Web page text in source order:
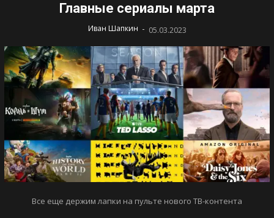
Главные сериалы марта
Иван Шапкин - 05.03.2023
Все еще держим лапки на пульте нового ТВ-контента